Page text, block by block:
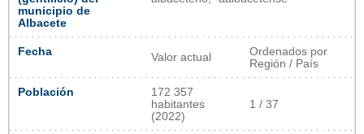
municipio de
Albacete
Fecha Valor actual
Ordenados por
Región / País
Población
172 357
habitantes
(2022)
1 / 37